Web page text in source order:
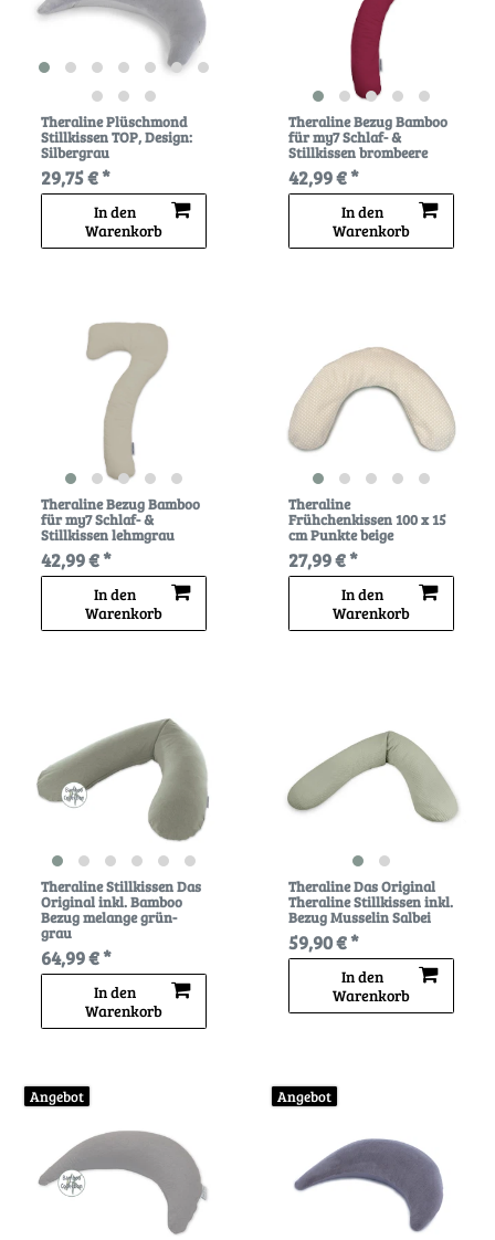
Theraline Plüschmond
Stillkissen TOP, Design:
Silbergrau
29,75 € *
In den
Warenkorb
Theraline Bezug Bamboo
für my7 Schlaf- &
Stillkissen brombeere
42,99 € *
In den
Warenkorb
Theraline Bezug Bamboo
für my7 Schlaf- &
Stillkissen lehmgrau
42,99 € *
In den
Warenkorb
Theraline
Frühchenkissen 100 x 15
cm Punkte beige
27,99 € *
In den
Warenkorb
Theraline Stillkissen Das
Original inkl. Bamboo
Bezug melange grün-
grau
64,99 € *
In den
Warenkorb
Theraline Das Original
Theraline Stillkissen inkl.
Bezug Musselin Salbei
59,90 € *
In den
Warenkorb
Angebot Angebot